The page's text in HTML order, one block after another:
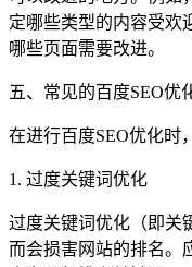
定哪些类型的内容受欢
哪些页面需要改进。
五、常见的百度SEO优
在进行百度SEO优化时
1. 过度关键词优化
过度关键词优化（即关
而会损害网站的排名。